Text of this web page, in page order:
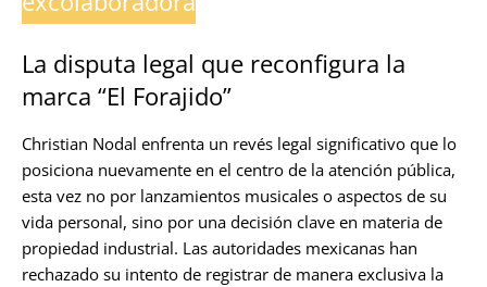
La disputa legal que reconfigura la
marca “El Forajido”
Christian Nodal enfrenta un revés legal significativo que lo
posiciona nuevamente en el centro de la atención pública,
esta vez no por lanzamientos musicales o aspectos de su
vida personal, sino por una decisión clave en materia de
propiedad industrial. Las autoridades mexicanas han
rechazado su intento de registrar de manera exclusiva la